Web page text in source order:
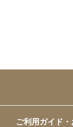
ご利用ガイド